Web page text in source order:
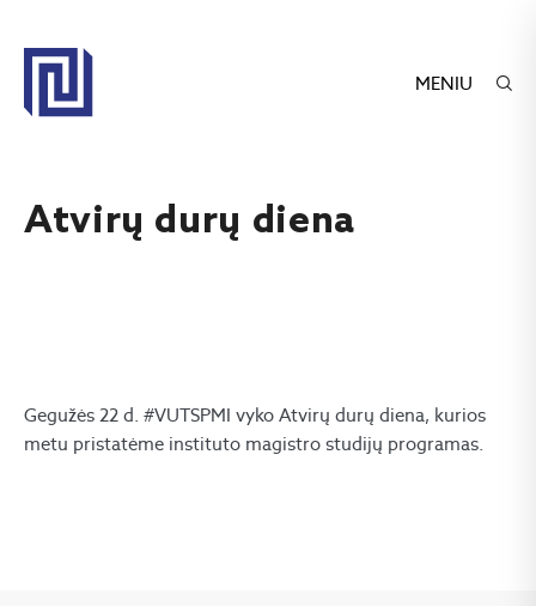
MENIU
Atvirų durų diena
Gegužės 22 d. #VUTSPMI vyko Atvirų durų diena, kurios
metu pristatėme instituto magistro studijų programas.